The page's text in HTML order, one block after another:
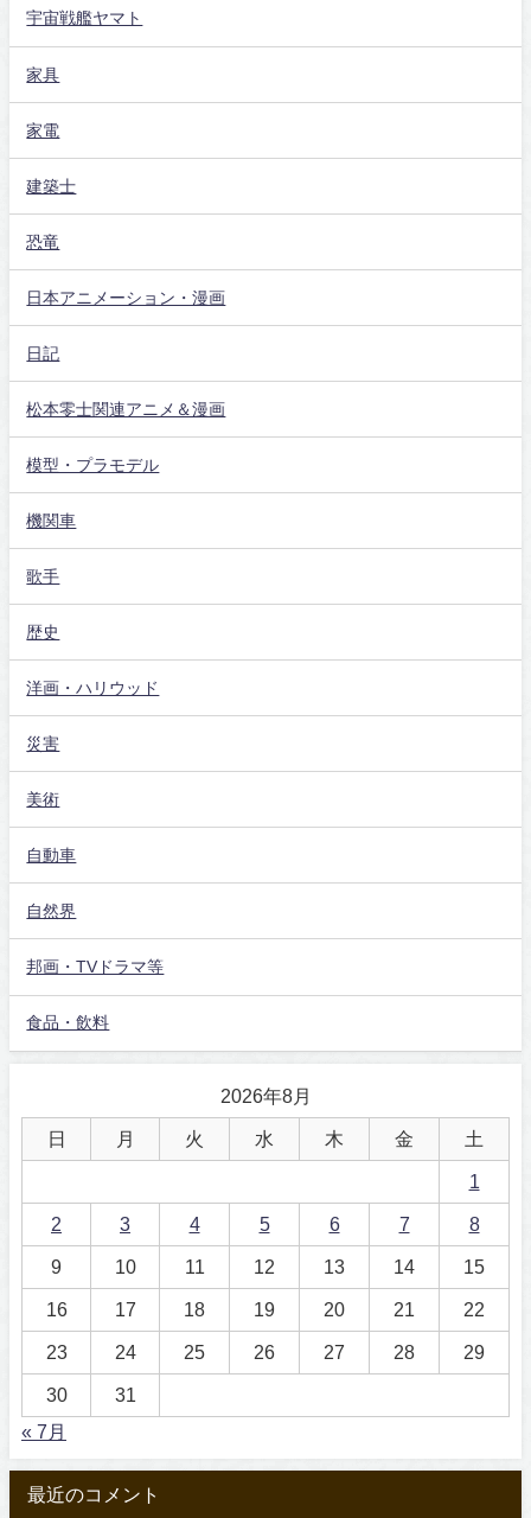
宇宙戦艦ヤマト
家具
家電
建築士
恐竜
日本アニメーション・漫画
日記
松本零士関連アニメ＆漫画
模型・プラモデル
機関車
歌手
歴史
洋画・ハリウッド
災害
美術
自動車
自然界
邦画・TVドラマ等
食品・飲料
2026年8月
日 月 火 水 木 金 土
1
2 3 4 5 6 7 8
9 10 11 12 13 14 15
16 17 18 19 20 21 22
23 24 25 26 27 28 29
30
31
« 7月
最近のコメント